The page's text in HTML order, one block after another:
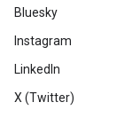
Bluesky
Instagram
LinkedIn
X (Twitter)